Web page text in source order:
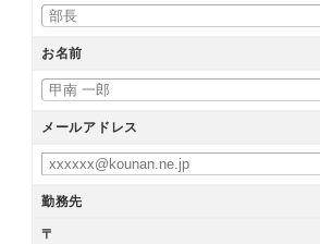
お名前
メールアドレス
勤務先
〒